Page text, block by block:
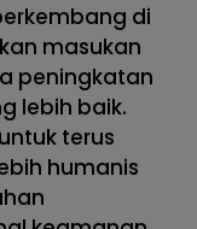
di
masukan
peningkatan
lebih baik.
terus
humanis